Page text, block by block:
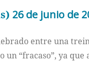
26 de junio de
entre una
un “fracaso”, ya